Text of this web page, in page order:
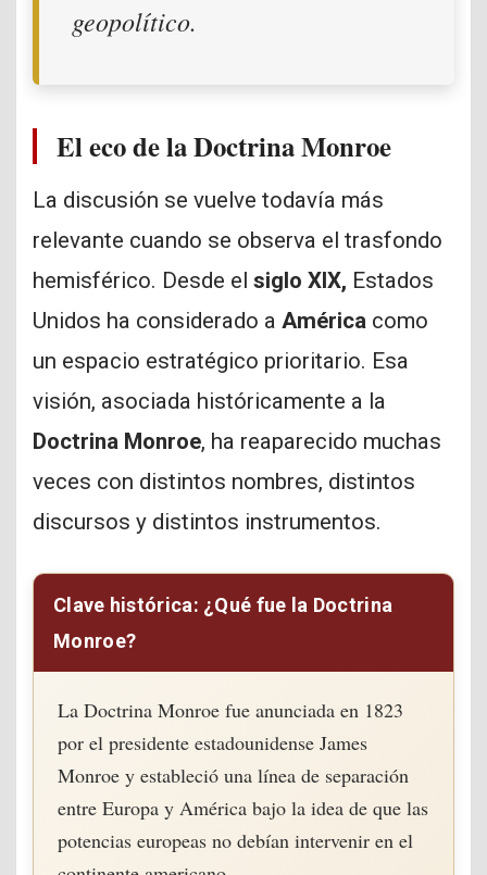
geopolítico.
El eco de la Doctrina Monroe
La discusión se vuelve todavía más
relevante cuando se observa el trasfondo
hemisférico. Desde el siglo XIX, Estados
Unidos ha considerado a América como
un espacio estratégico prioritario. Esa
visión, asociada históricamente a la
Doctrina Monroe, ha reaparecido muchas
veces con distintos nombres, distintos
discursos y distintos instrumentos.
Clave histórica: ¿Qué fue la Doctrina
Monroe?
La Doctrina Monroe fue anunciada en 1823
por el presidente estadounidense James
Monroe y estableció una línea de separación
entre Europa y América bajo la idea de que las
potencias europeas no debían intervenir en el